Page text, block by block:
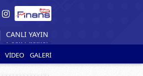
CANLI YAYIN
VİDEO GALERİ